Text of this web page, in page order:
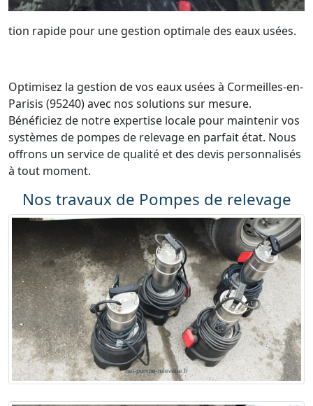
tion rapide pour une gestion optimale des eaux usées.
Optimisez la gestion de vos eaux usées à Cormeilles-en-
Parisis (95240) avec nos solutions sur mesure.
Bénéficiez de notre expertise locale pour maintenir vos
systèmes de pompes de relevage en parfait état. Nous
offrons un service de qualité et des devis personnalisés
à tout moment.
Nos travaux de Pompes de relevage